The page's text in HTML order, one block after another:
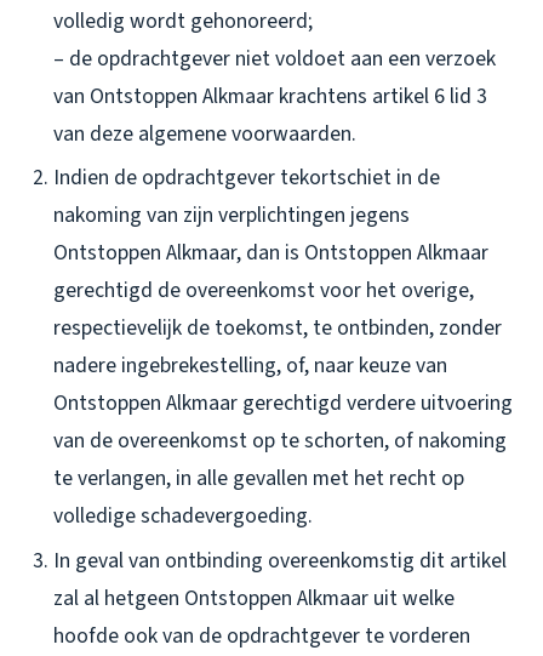
volledig wordt gehonoreerd;
– de opdrachtgever niet voldoet aan een verzoek
van Ontstoppen Alkmaar krachtens artikel 6 lid 3
van deze algemene voorwaarden.
Indien de opdrachtgever tekortschiet in de
nakoming van zijn verplichtingen jegens
Ontstoppen Alkmaar, dan is Ontstoppen Alkmaar
gerechtigd de overeenkomst voor het overige,
respectievelijk de toekomst, te ontbinden, zonder
nadere ingebrekestelling, of, naar keuze van
Ontstoppen Alkmaar gerechtigd verdere uitvoering
van de overeenkomst op te schorten, of nakoming
te verlangen, in alle gevallen met het recht op
volledige schadevergoeding.
In geval van ontbinding overeenkomstig dit artikel
zal al hetgeen Ontstoppen Alkmaar uit welke
hoofde ook van de opdrachtgever te vorderen